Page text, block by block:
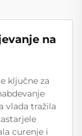
na
ključne za
vlada tražila
curenje i